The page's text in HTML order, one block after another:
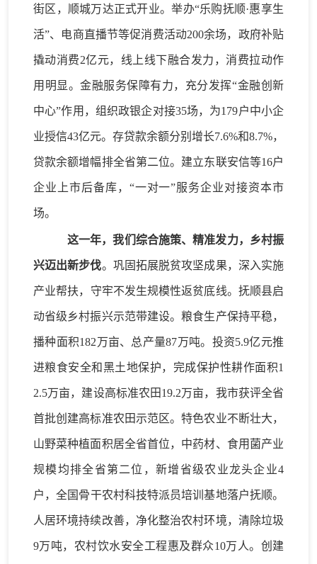
街区 ， 顺城万达正式开业。举办“乐购抚顺·惠享生
活”、 电商直播节等促消费活动200余场，政府补贴
撬动消费2亿元，线上线下融合发力，消费拉动作
用明显。金融服务保障有力， 充分发挥“金融创新
中心”作用 ， 组织政银企对接35场，为179户中小企
业授信43亿元。 存贷款余额分别增长7.6%和8.7%，
贷款余额增幅排全省第二位。 建立东联安信等16户
企业上市后备库， “一对一”服务企业对接资本市
场。
这一年，我们 综合施策、精准发力，乡村振
兴迈出新步伐。 巩固拓展脱贫攻坚成果， 深入实施
产业帮扶，守牢不发生规模性返贫底线。 抚顺县启
动省级乡村振兴示范带建设。粮食生产保持平稳，
播种面积182万亩、总产量87万吨。 投资5.9亿元推
进粮食安全和黑土地保护， 完成保护性耕作面积1
2.5万亩，建设高标准农田19.2万亩， 我市获评全省
首批创建高标准农田示范区。特色农业不断壮大，
山野菜种植面积居全省首位，中药材、 食用菌产业
规模均排全省第二位，新增省级农业龙头企业4
户 ，全国骨干农村科技特派员培训基地落户抚顺。
人居环境持续改善， 净化整治农村环境，清除垃圾
9万吨，农村饮水安全工程惠及群众10万人。创建